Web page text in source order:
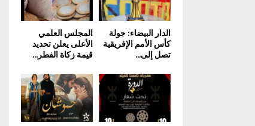
المجلس العلمي
الأعلى يعلن تحديد
قيمة زكاة الفطر...
الدار البيضاء: جولة
كأس الأمم الإفريقية
تصل إلى...